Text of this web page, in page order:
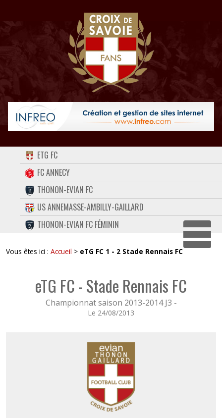
ACCUEIL
FORUM
CONTACT
FACEBOOK
TWITTER
INSTAGRAM
ETG FC
FC ANNECY
THONON-EVIAN FC
US ANNEMASSE-AMBILLY-GAILLARD
THONON-EVIAN FC FÉMININ
Vous êtes ici : Accueil > eTG FC 1 - 2 Stade Rennais FC
eTG FC - Stade Rennais FC
Championnat saison 2013-2014 J3 -
Le 24/08/2013